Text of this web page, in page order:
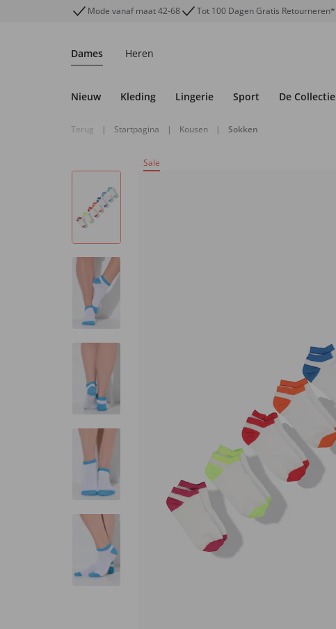
Mode vanaf maat 42-68 Tot 100 Dagen Gratis Retourneren*
Dames Heren
Nieuw Kleding Lingerie Sport De Collectie
Terug | Startpagina | Kousen | Sokken
Sale